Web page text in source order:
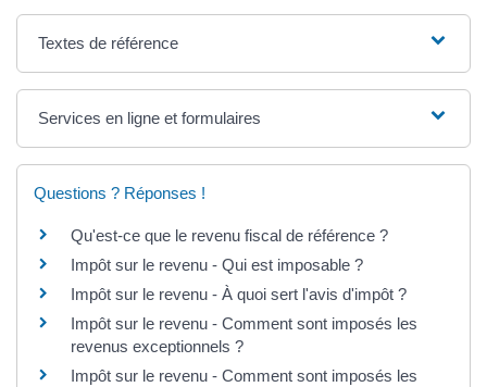
Textes de référence
Services en ligne et formulaires
Questions ? Réponses !
Qu'est-ce que le revenu fiscal de référence ?
Impôt sur le revenu - Qui est imposable ?
Impôt sur le revenu - À quoi sert l'avis d'impôt ?
Impôt sur le revenu - Comment sont imposés les
revenus exceptionnels ?
Impôt sur le revenu - Comment sont imposés les